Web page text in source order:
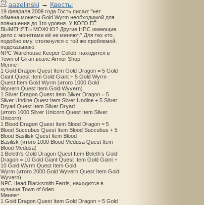
aazelinski → Квесты
19 февраля 2009 года Гость писал: "нет
обмена монеты Gold Wyrm необходимой для
повышения до 1го уровня. У КОГО ЕЁ
ВЫМЕНЯТЬ МОЖНО? Другие НПС имеющие
дело с монетами её не меняют." Для тех кто,
подобно ему, столкнулся с той же проблемой,
подсказываю:
NPC Warehouse Keeper Collob, находится в
Town of Giran возле Armor Shop.
Меняет:
1 Gold Dragon Quest Item Gold Dragon = 5 Gold
Giant Quest Item Gold Giant + 5 Gold Wyrm
Quest Item Gold Wyrm (итого 1000 Gold
Wyvern Quest Item Gold Wyvern)
1 Silver Dragon Quest Item Silver Dragon = 5
Silver Undine Quest Item Silver Undine + 5 Silver
Dryad Quest Item Silver Dryad
(итого 1000 Silver Unicorn Quest Item Silver
Unicorn)
1 Blood Dragon Quest Item Blood Dragon = 5
Blood Succubus Quest Item Blood Succubus + 5
Blood Basilisk Quest Item Blood
Basilisk (итого 1000 Blood Medusa Quest Item
Blood Medusa)
1 Beleth's Gold Dragon Quest Item Beleth’s Gold
Dragon = 10 Gold Giant Quest Item Gold Giant +
10 Gold Wyrm Quest Item Gold
Wyrm (итого 2000 Gold Wyvern Quest Item Gold
Wyvern)
NPC Head Blacksmith Ferris, находится в
кузнице Town of Aden.
Меняет:
1 Gold Dragon Quest Item Gold Dragon = 5 Gold